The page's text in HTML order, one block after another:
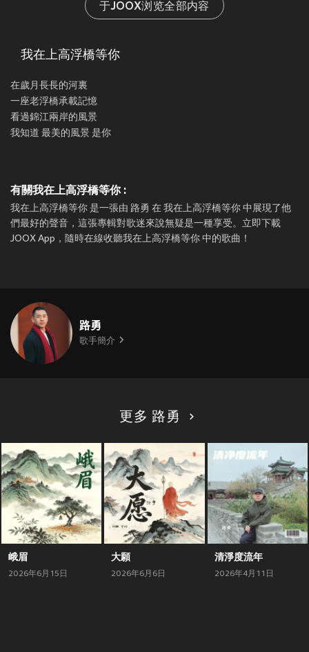
于JOOX浏览全部内容
我在上高浮橋等你
在歲月長長的河裏
一座老浮橋承載記憶
看過錦江兩岸的風景
我知道 最美的風景 是你
有關我在上高浮橋等你 :
我在上高浮橋等你 是一張由 路勇 在 我在上高浮橋等你 中展現了他
們最好的聲音，這張專輯對歌迷來說無疑是一種享受。立即下載
JOOX App，隨時在線收聽我在上高浮橋等你 中的歌曲！
路勇
歌手簡介
更多 路勇
峨眉
2026年6月15日
大願
2026年6月6日
清淨度流年
2026年4月11日